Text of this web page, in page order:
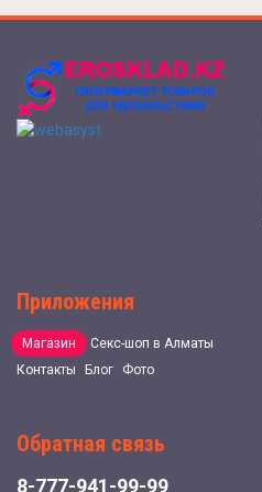
Приложения
Магазин
Секс-шоп в Алматы
Контакты
Блог Фото
Обратная связь
8-777-941-99-99